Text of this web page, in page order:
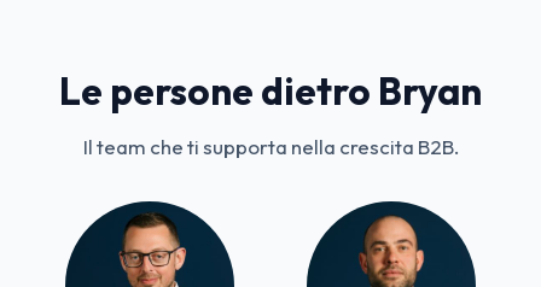
Le persone dietro Bryan
Il team che ti supporta nella crescita B2B.